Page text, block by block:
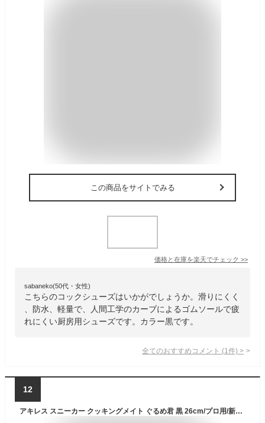
この商品をサイトでみる
価格と在庫を楽天でチェック >>
sabaneko(50代・女性)
こちらのコックシューズはいかがでしょうか。滑りにくく
、防水、軽量で、人間工学のカーブによるゴムソールで疲
れにくい厨房用シューズです。カラー黒です。
全てのおすすめコメント (1 件) >
12
アキレス スニーカー クッキングメイト ぐるめ君 黒 26cm/プロ用/新品 /小物送料対象商品